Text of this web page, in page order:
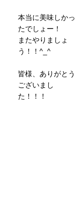
本当に美味しかっ
たでしょー！
またやりましょ
う！！^_^
皆様、ありがとう
ございまし
た！！！